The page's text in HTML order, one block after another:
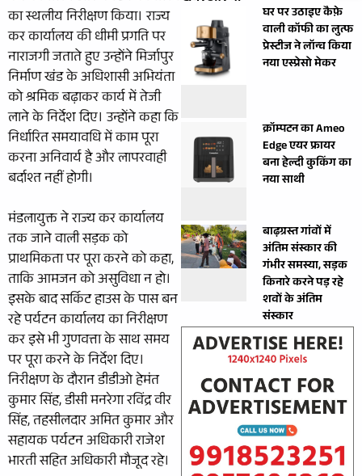
का स्थलीय निरीक्षण किया। राज्य
कर कार्यालय की धीमी प्रगति पर
नाराजगी जताते हुए उन्होंने मिर्जापुर
निर्माण खंड के अधिशासी अभियंता
को श्रमिक बढ़ाकर कार्य में तेजी
लाने के निर्देश दिए। उन्होंने कहा कि
निर्धारित समयावधि में काम पूरा
करना अनिवार्य है और लापरवाही
बर्दाश्त नहीं होगी।
मंडलायुक्त ने राज्य कर कार्यालय
तक जाने वाली सड़क को
प्राथमिकता पर पूरा करने को कहा,
ताकि आमजन को असुविधा न हो।
इसके बाद सर्किट हाउस के पास बन
रहे पर्यटन कार्यालय का निरीक्षण
कर इसे भी गुणवत्ता के साथ समय
पर पूरा करने के निर्देश दिए।
निरीक्षण के दौरान डीडीओ हेमंत
कुमार सिंह, डीसी मनरेगा रविंद्र वीर
सिंह, तहसीलदार अमित कुमार और
सहायक पर्यटन अधिकारी राजेश
भारती सहित अधिकारी मौजूद रहे।
घर पर उठाइए कैफ़े
वाली कॉफी का लुत्फ
प्रेस्टीज ने लॉन्च किया
नया एस्प्रेसो मेकर
क्रॉम्पटन का Ameo
Edge एयर फ्रायर
बना हेल्दी कुकिंग का
नया साथी
बाढ़ग्रस्त गांवों में
अंतिम संस्कार की
गंभीर समस्या, सड़क
किनारे करने पड़ रहे
शवों के अंतिम
संस्कार